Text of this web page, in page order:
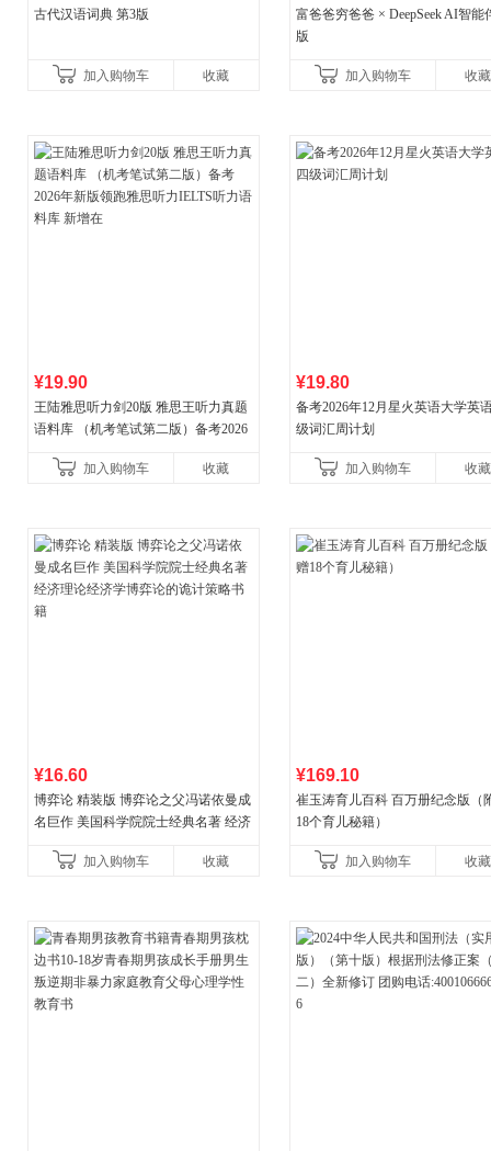
古代汉语词典 第3版
加入购物车 收藏
富爸爸穷爸爸 × DeepSeek AI智能
版
加入购物车 收藏
¥19.90
王陆雅思听力剑20版 雅思王听力真题
语料库 （机考笔试第二版）备考2026
新增在
加入购物车 收藏
¥19.80
备考2026年12月星火英语大学英
级词汇周计划
加入购物车 收藏
¥16.60
博弈论 精装版 博弈论之父冯诺依曼成
名巨作 美国科学院院士经典名著 经济
加入购物车
收藏
¥169.10
崔玉涛育儿百科 百万册纪念版（
18个育儿秘籍）
加入购物车 收藏